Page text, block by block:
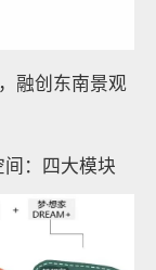
融创东南景观
：四大模块